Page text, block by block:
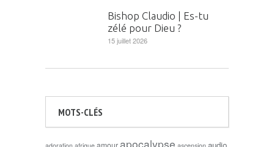
Bishop Claudio | Es-tu
zélé pour Dieu ?
15 juillet 2026
MOTS-CLÉS
amourapocalypse